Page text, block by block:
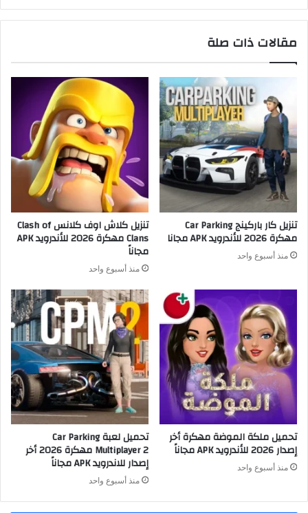
مقالات ذات صلة
تنزيل كار باركينج Car Parking
مهكرة 2026 للأندرويد APK مجانا
منذ أسبوع واحد
تنزيل كلاش اوف كلانس Clash of
Clans مهكرة 2026 للأندرويد APK
مجاناً
منذ أسبوع واحد
تحميل ملكة الموضة مهكرة أخر
إصدار 2026 للأندرويد APK مجاناً
منذ أسبوع واحد
تحميل لعبة Car Parking
Multiplayer 2 مهكرة 2026 أخر
إصدار للاندرويد APK مجاناً
منذ أسبوع واحد